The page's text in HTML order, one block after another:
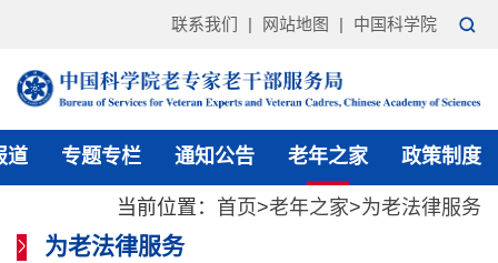
联系我们 | 网站地图 | 中国科学院
道 专题专栏 通知公告 老年之家 政策制度
当前位置： 首页>老年之家>为老法律服务
为老法律服务